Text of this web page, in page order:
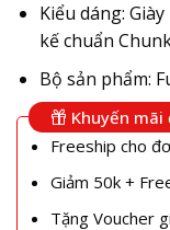
Kiểu dáng:
kế chuẩn
Bộ sản phẩm:
Khuyến mãi
Freeship cho
Giảm 50k +
Tặng Voucher